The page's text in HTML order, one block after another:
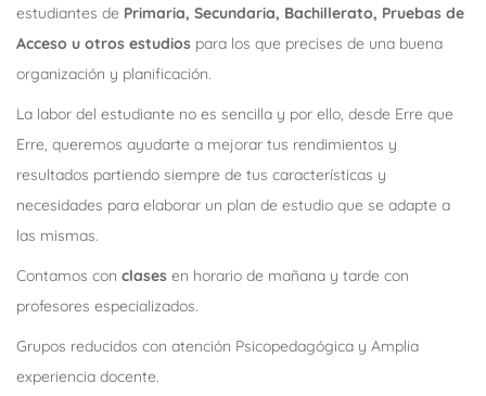
estudiantes de Primaria, Secundaria, Bachillerato, Pruebas de
Acceso u otros estudios para los que precises de una buena
organización y planificación.
La labor del estudiante no es sencilla y por ello, desde Erre que
Erre, queremos ayudarte a mejorar tus rendimientos y
resultados partiendo siempre de tus características y
necesidades para elaborar un plan de estudio que se adapte a
las mismas.
Contamos con clases en horario de mañana y tarde con
profesores especializados.
Grupos reducidos con atención Psicopedagógica y Amplia
experiencia docente.